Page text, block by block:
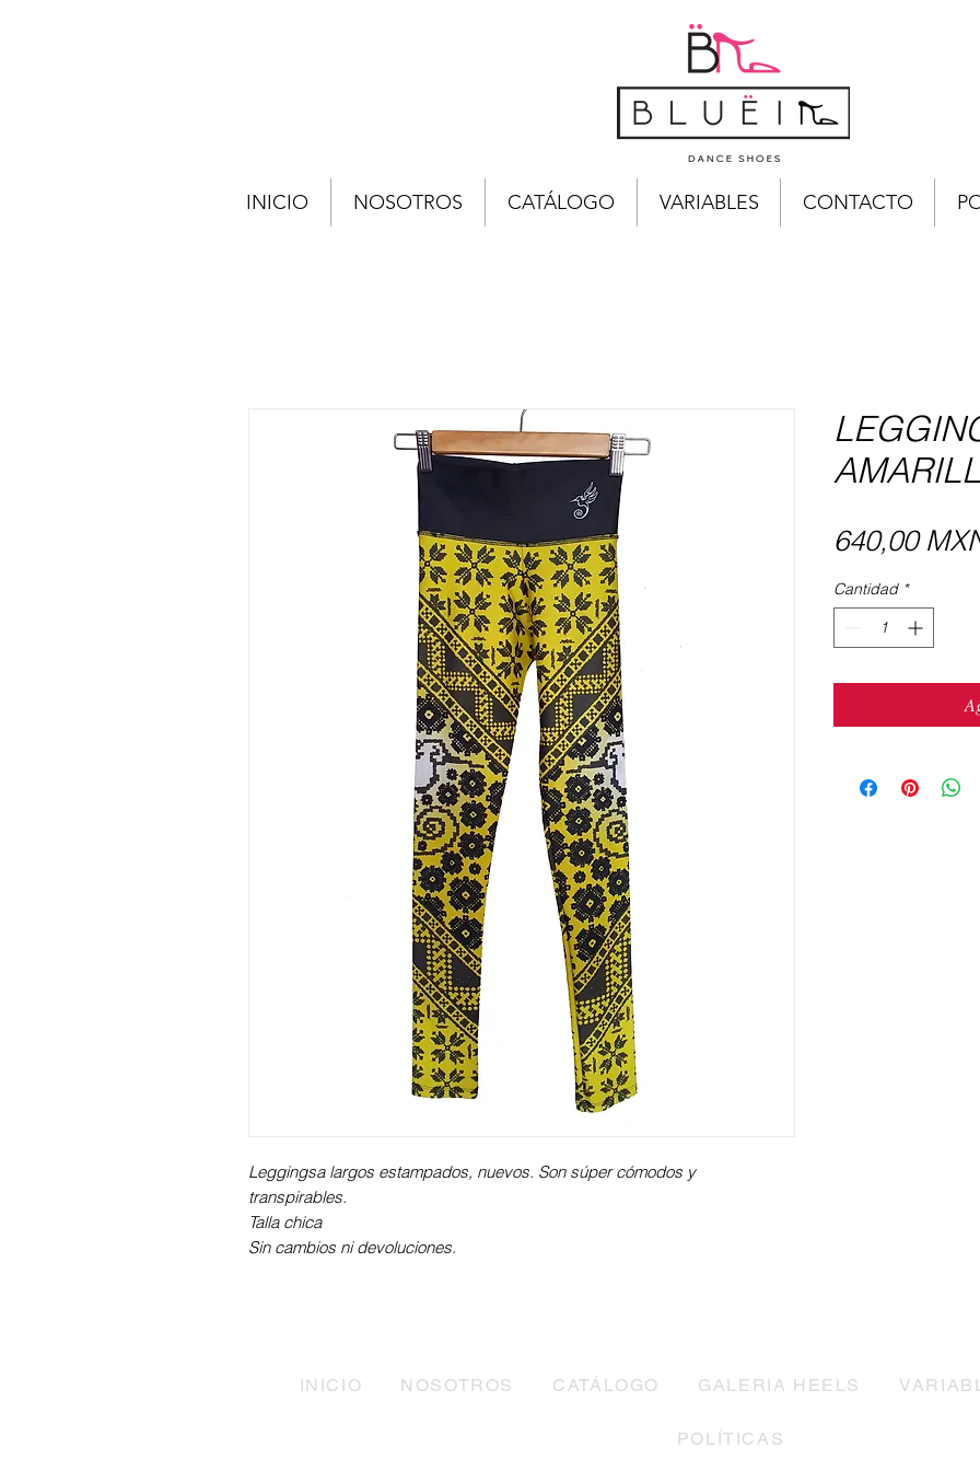
INICIO NOSOTROS CATÁLOGO VARIABLES CONTACTO
Leggingsa largos estampados, nuevos. Son súper cómodos y
transpirables.
Talla chica
Sin cambios ni devoluciones.
640,00
Cantidad *
INICIO NOSOTROS CATÁLOGO GALERIA HEELS
POLÍTICAS